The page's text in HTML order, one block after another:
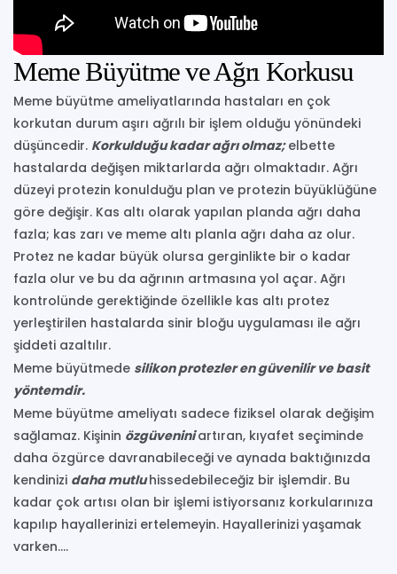
Meme Büyütme ve Ağrı Korkusu
Meme büyütme ameliyatlarında hastaları en çok
korkutan durum aşırı ağrılı bir işlem olduğu yönündeki
düşüncedir. Korkulduğu kadar ağrı olmaz;elbette
hastalarda değişen miktarlarda ağrı olmaktadır. Ağrı
düzeyi protezin konulduğu plan ve protezin büyüklüğüne
göre değişir. Kas altı olarak yapılan planda ağrı daha
fazla; kas zarı ve meme altı planla ağrı daha az olur.
Protez ne kadar büyük olursa gerginlikte bir o kadar
fazla olur ve bu da ağrının artmasına yol açar. Ağrı
kontrolünde gerektiğinde özellikle kas altı protez
yerleştirilen hastalarda sinir bloğu uygulaması ile ağrı
şiddeti azaltılır.
Meme büyütmede silikon protezler en güvenilir ve basit
yöntemdir.
Meme büyütme ameliyatı sadece fiziksel olarak değişim
sağlamaz. Kişinin özgüveniniartıran, kıyafet seçiminde
daha özgürce davranabileceği ve aynada baktığınızda
kendinizi daha mutluhissedebileceğiz bir işlemdir. Bu
kadar çok artısı olan bir işlemi istiyorsanız korkularınıza
kapılıp hayallerinizi ertelemeyin. Hayallerinizi yaşamak
varken….